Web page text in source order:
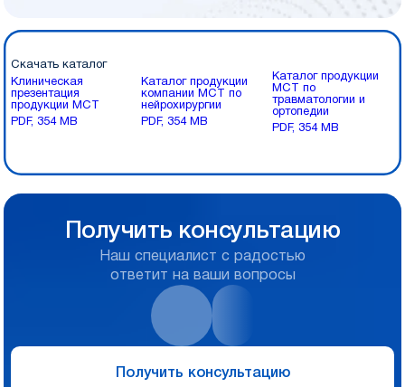
Скачать каталог
Клиническая
презентация
продукции МСТ
PDF, 354 MB
Каталог продукции
компании МСТ по
нейрохирургии
PDF, 354 MB
Каталог продукции
МСТ по
травматологии и
ортопедии
PDF, 354 MB
Получить консультацию
Наш специалист с радостью
ответит на ваши вопросы
Получить консультацию